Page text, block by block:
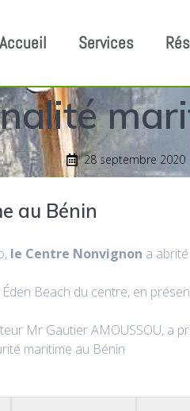
Accueil Services
28 septembre 2020
au Bénin
le Centre Nonvignon a
Beach du centre, en
Mr Gautier AMOUSSOU, a
maritime au Bénin